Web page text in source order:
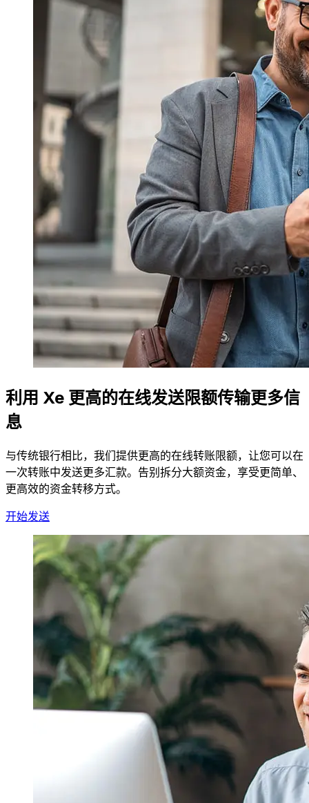
利用 Xe 更高的在线发送限额传输更多信
息
与传统银行相比，我们提供更高的在线转账限额，让您可以在
一次转账中发送更多汇款。告别拆分大额资金，享受更简单、
更高效的资金转移方式。
开始发送